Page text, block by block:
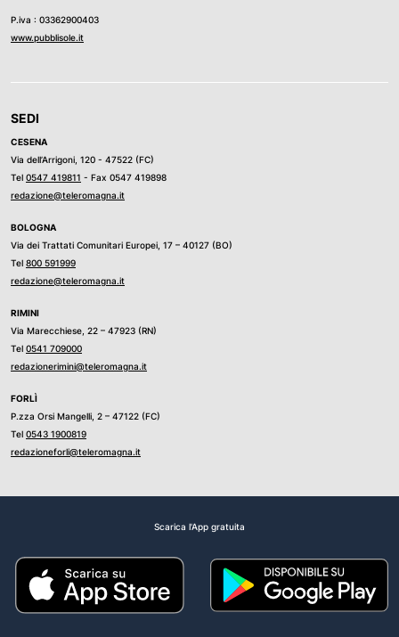
P.iva : 03362900403
www.pubblisole.it
SEDI
CESENA
Via dell’Arrigoni, 120 - 47522 (FC)
Tel 0547 419811 - Fax 0547 419898
redazione@teleromagna.it
BOLOGNA
Via dei Trattati Comunitari Europei, 17 – 40127 (BO)
Tel 800 591999
redazione@teleromagna.it
RIMINI
Via Marecchiese, 22 – 47923 (RN)
Tel 0541 709000
redazionerimini@teleromagna.it
FORLÌ
P.zza Orsi Mangelli, 2 – 47122 (FC)
Tel 0543 1900819
redazioneforli@teleromagna.it
Scarica l'App gratuita